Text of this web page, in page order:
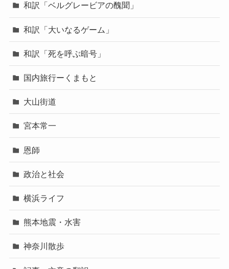
和訳「ベルグレービアの醜聞」
和訳「大いなるゲーム」
和訳「死を呼ぶ暗号」
国内旅行ーくまもと
大山街道
宮本常一
恩師
政治と社会
横浜ライフ
熊本地震・水害
神奈川散歩